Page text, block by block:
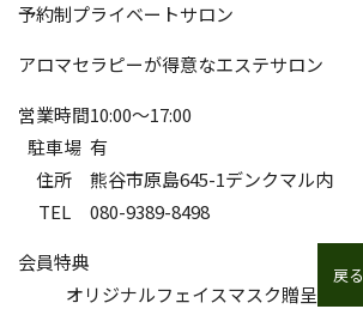
予約制プライベートサロン
アロマセラピーが得意なエステサロン
営業時間10:00～17:00
駐車場 有
住所
熊谷市原島645-1デンクマル内
TEL
080-9389-8498
会員特典
オリジナルフェイスマスク贈呈
戻る